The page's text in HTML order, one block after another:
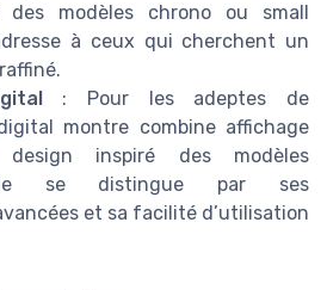
modèles chrono ou small
à ceux qui cherchent un
: Pour les adeptes de
montre combine affichage
inspiré des modèles
se distingue par ses
et sa facilité d’utilisation